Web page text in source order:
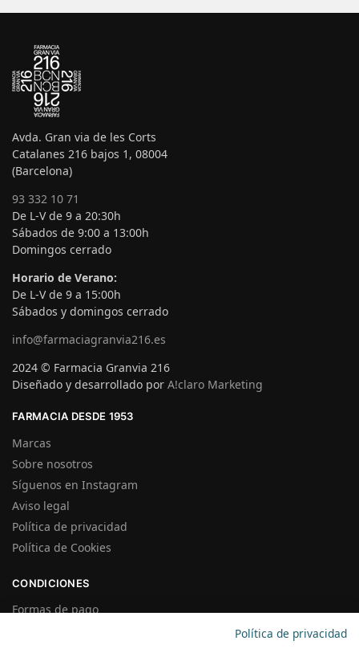
Avda. Gran via de les Corts
Catalanes 216 bajos 1, 08004
(Barcelona)
93 332 10 71
De L-V de 9 a 20:30h
Sábados de 9:00 a 13:00h
Domingos cerrado
Horario de Verano:
De L-V de 9 a 15:00h
Sábados y domingos cerrado
info@farmaciagranvia216.es
2024 © Farmacia Granvia 216
Diseñado y desarrollado por A!claro Marketing
FARMACIA DESDE 1953
Marcas
Sobre nosotros
Síguenos en Instagram
Aviso legal
Política de privacidad
Política de Cookies
CONDICIONES
Formas de pago
Política de privacidad